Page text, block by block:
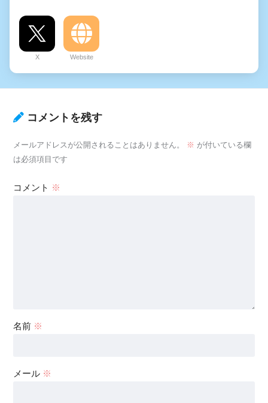
X Website
コメントを残す
メールアドレスが公開されることはありません。 ※ が付いている欄
は必須項目です
コメント ※
名前 ※
メール ※